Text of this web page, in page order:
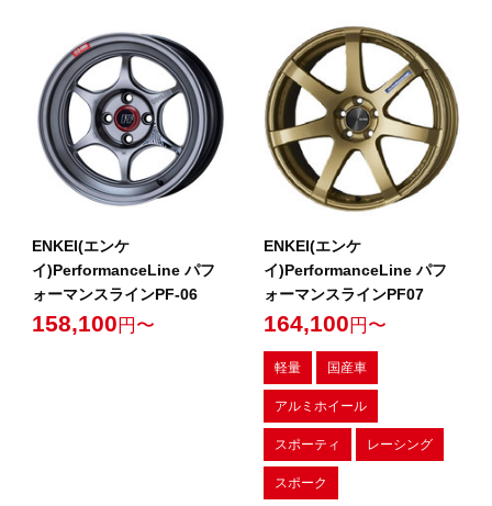
ENKEI(エンケ
イ)PerformanceLine パフ
ォーマンスラインPF-06
158,100 円〜
ENKEI(エンケ
イ)PerformanceLine パフ
ォーマンスラインPF07
164,100 円〜
軽量 国産車
アルミホイール
スポーティ レーシング
スポーク